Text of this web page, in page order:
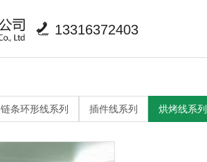
 13316372403
精益线系列 >
>
产品老化系列
链条环形线系列 插件线系列 烘烤线系列